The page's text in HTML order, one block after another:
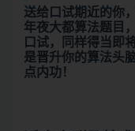
送给口试期近的你
年夜大都算法题目
口试，同样得当即
是晋升你的算法头
点内功！